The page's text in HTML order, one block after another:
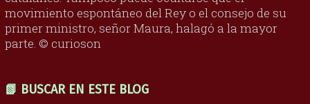
movimiento espontáneo del Rey o el consejo de su
primer ministro, señor Maura, halagó a la mayor
parte. © curioson
📗 BUSCAR EN ESTE BLOG